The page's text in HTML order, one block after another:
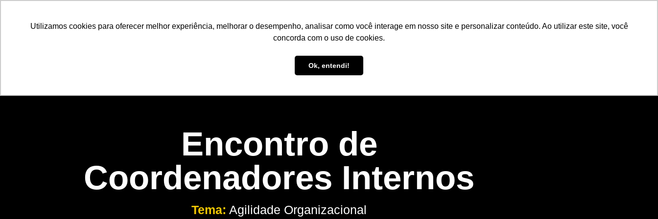
Utilizamos cookies para oferecer melhor experiência, melhorar o desempenho, analisar como você interage em nosso site e personalizar conteúdo. Ao utilizar este site, você
concorda com o uso de cookies.
Ok, entendi!
Encontro de
Coordenadores Internos
Tema: Agilidade Organizacional